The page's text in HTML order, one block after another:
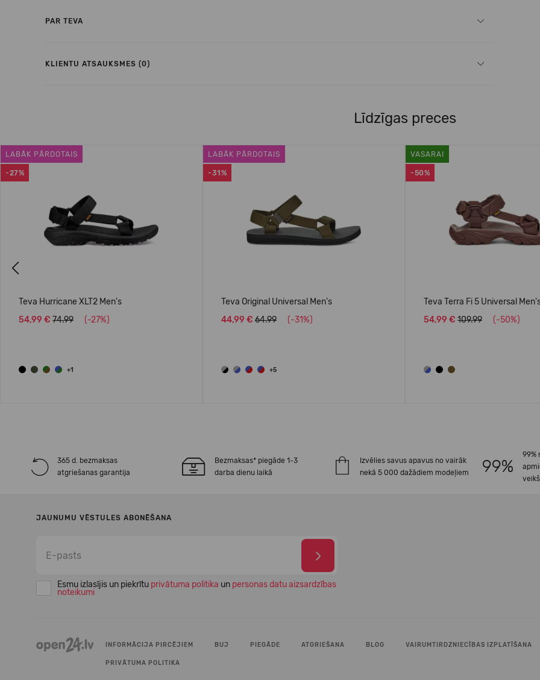
PAR TEVA
KLIENTU ATSAUKSMES (0)
Līdzīgas preces
-27%
LABĀK PĀRDOTAIS
Teva Hurricane XLT2 Men's
54,99 € 74.99 (-27%)
+1
-31%
LABĀK PĀRDOTAIS
Teva Original Universal Men's
44,99 € 64.99 (-31%)
+5
-50%
VASARAI
Teva Terra Fi 5 Universal
54,99 € 109.99 (-50%)
365 d. bezmaksas
atgriešanas garantija
Bezmaksas* piegāde 1-3
darba dienu laikā
Izvēlies savus apavus no vairāk
nekā 5 000 dažādiem modeļiem
99%
JAUNUMU VĒSTULES ABONĒŠANA
Esmu izlasījis un piekrītu privātuma politika un personas datu aizsardzības
noteikumi
INFORMĀCIJA PIRCĒJIEM BUJ PIEGĀDE ATGRIEŠANA BLOG VAIRUMTIRDZNIECĪBAS IZPLATĪŠANA
PRIVĀTUMA POLITIKA